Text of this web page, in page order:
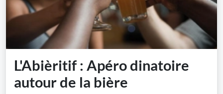
L'Abièritif : Apéro dinatoire
autour de la bière